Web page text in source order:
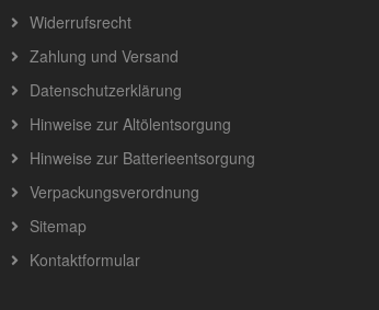
Widerrufsrecht
Zahlung und Versand
Datenschutzerklärung
Hinweise zur Altölentsorgung
Hinweise zur Batterieentsorgung
Verpackungsverordnung
Sitemap
Kontaktformular